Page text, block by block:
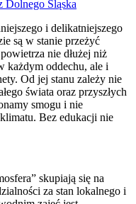
i delikatniejszego
są w stanie przeżyć
nie dłużej niż
każdym oddechu, ale i
Od jej stanu zależy nie
świata oraz przyszłych
smogu i nie
Bez edukacji nie
skupiają się na
za stan lokalnego i